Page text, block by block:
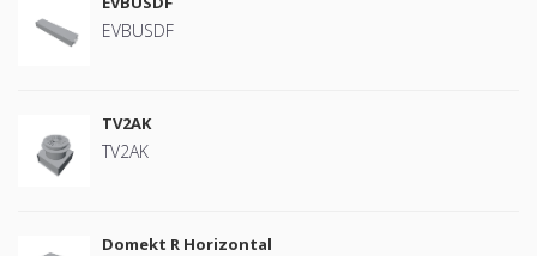
EVBUSDF
TV2AK
TV2AK
Domekt R Horizontal